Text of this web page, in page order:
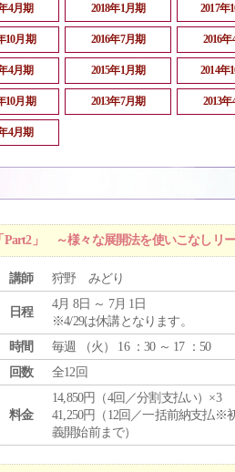
4月期 2018年1月期 2017年
10月期 2016年7月期 2016
4月期 2015年1月期 2014年
10月期 2013年7月期 2013
4月期
Part2」 ～様々な展開法を使いこなしリ
講師 狩野 みどり
日程
4月 8日 ～ 7月 1日
※4/29は休講となります。
時間
毎週 （火 ） 16 ：30 ～ 17 ：50
回数
全12回
料金
14,850円（4回／分割支払い）×3
41,250円（12回／一括前納支払※
義開始前まで）